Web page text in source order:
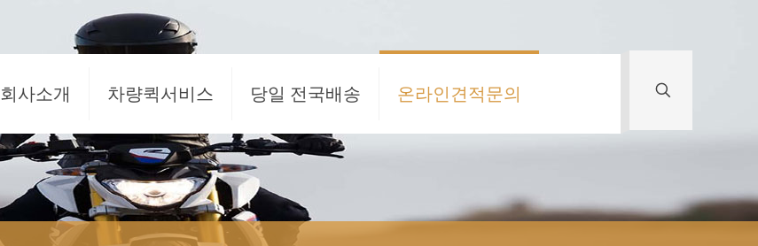
회사소개 차량퀵서비스 당일 전국배송 온라인견적문의